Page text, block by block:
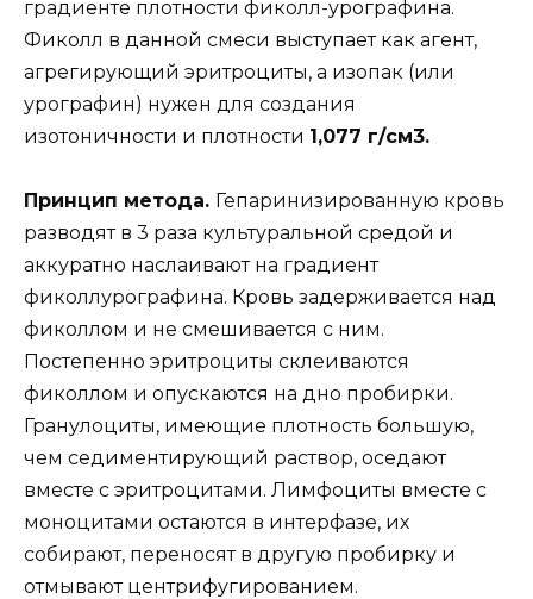
градиенте плотности фиколл-урографина.
Фиколл в данной смеси выступает как агент,
агрегирующий эритроциты, а изопак (или
урографин) нужен для создания
изотоничности и плотности 1,077 г/см3.
Принцип метода. Гепаринизированную кровь
разводят в 3 раза культуральной средой и
аккуратно наслаивают на градиент
фиколлурографина. Кровь задерживается над
фиколлом и не смешивается с ним.
Постепенно эритроциты склеиваются
фиколлом и опускаются на дно пробирки.
Гранулоциты, имеющие плотность большую,
чем седиментирующий раствор, оседают
вместе с эритроцитами. Лимфоциты вместе с
моноцитами остаются в интерфазе, их
собирают, переносят в другую пробирку и
отмывают центрифугированием.